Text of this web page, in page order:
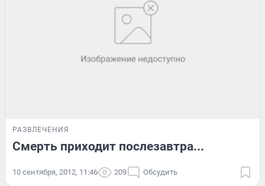
РАЗВЛЕЧЕНИЯ
Смерть приходит послезавтра...
10 сентября, 2012, 11:46 209 Обсудить